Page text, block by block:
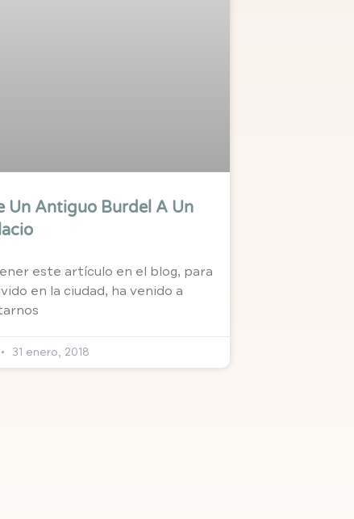
Un Antiguo Burdel A Un
este artículo en el blog, para
en la ciudad, ha venido a
31 enero, 2018